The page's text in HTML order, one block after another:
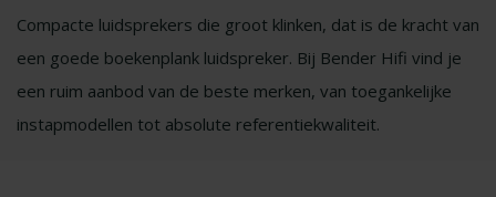
Compacte luidsprekers die groot klinken, dat is de kracht van
een goede boekenplank luidspreker. Bij Bender Hifi vind je
een ruim aanbod van de beste merken, van toegankelijke
instapmodellen tot absolute referentiekwaliteit.